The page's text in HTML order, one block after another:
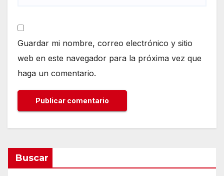
Guardar mi nombre, correo electrónico y sitio
web en este navegador para la próxima vez que
haga un comentario.
Buscar